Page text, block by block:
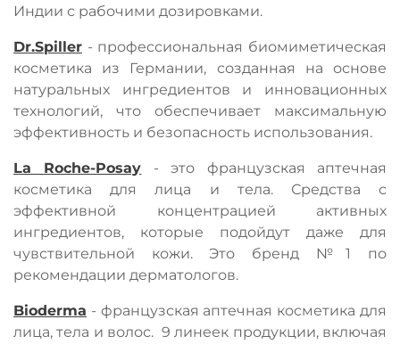
Индии с рабочими дозировками.
Dr.Spiller - профессиональная биомиметическая
косметика из Германии, созданная на основе
натуральных ингредиентов и инновационных
технологий, что обеспечивает максимальную
эффективность и безопасность использования.
La Roche-Posay - это французская аптечная
косметика для лица и тела. Средства с
эффективной концентрацией активных
ингредиентов, которые подойдут даже для
чувствительной кожи. Это бренд №1 по
рекомендации дерматологов.
Bioderma - французская аптечная косметика для
лица, тела и волос. 9 линеек продукции, включая